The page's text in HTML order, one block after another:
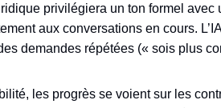
privilégiera un ton formel avec
aux conversations en cours.
demandes répétées (« sois plus
les progrès se voient sur les